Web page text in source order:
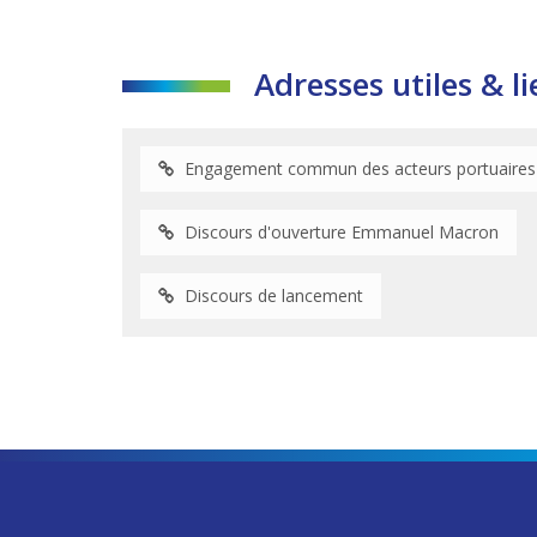
Adresses utiles &
Engagement commun des acteurs portuaires
Discours d'ouverture Emmanuel Macron
Discours de lancement